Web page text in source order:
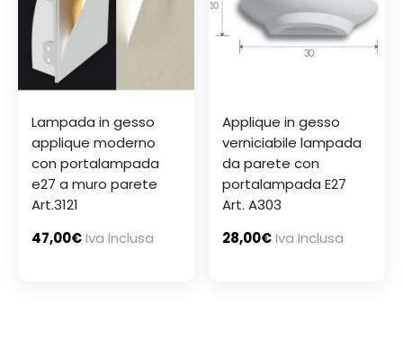
Lampada in gesso
applique moderno
con portalampada
e27 a muro parete
Art.3121
47,00€Iva Inclusa
Applique in gesso
verniciabile lampada
da parete con
portalampada E27
Art. A303
28,00€Iva Inclusa